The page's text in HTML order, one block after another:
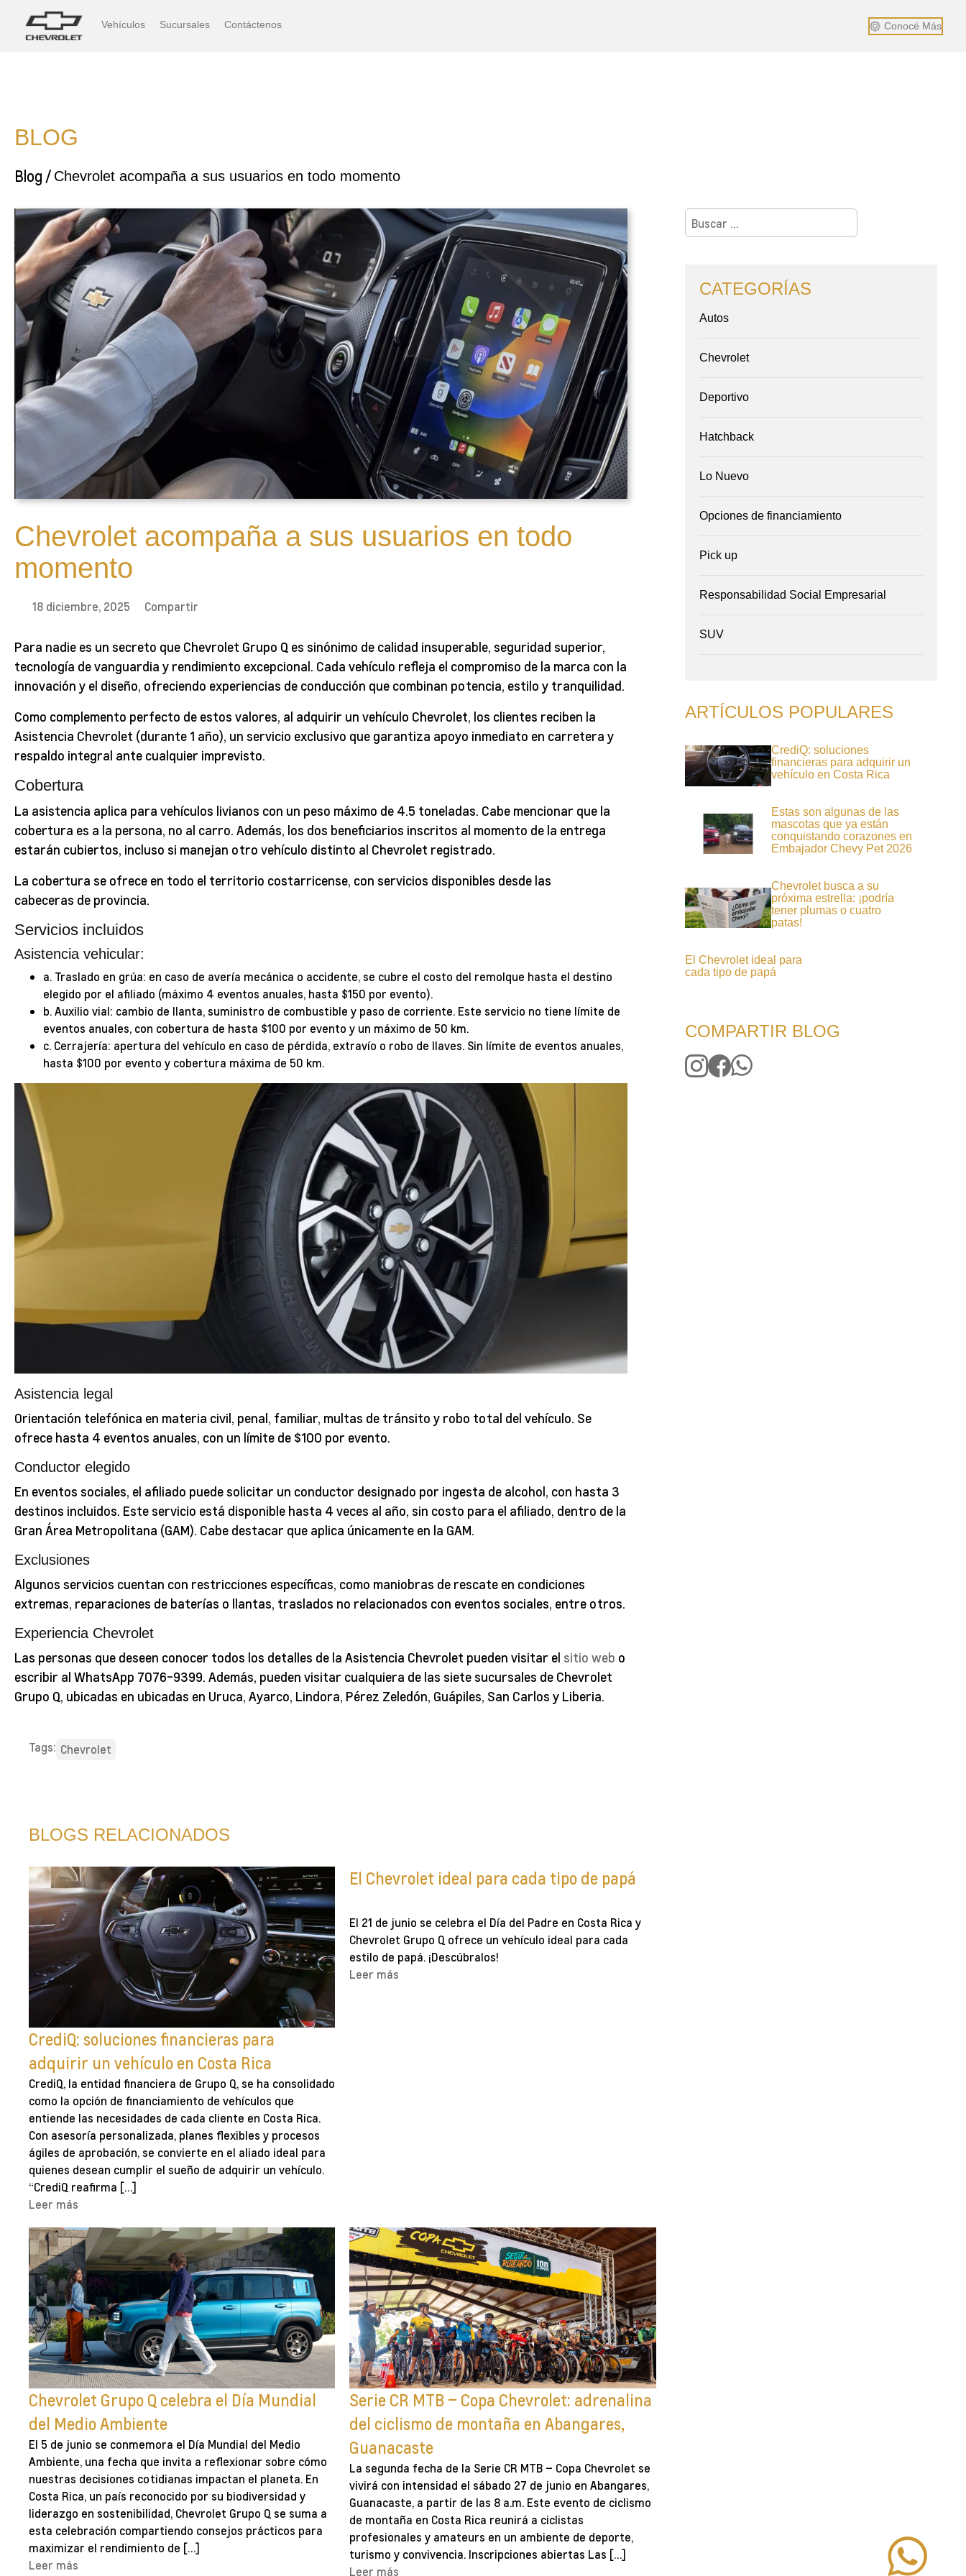
Vehículos Sucursales Contáctenos Conocé Más
BLOG
Blog / Chevrolet acompaña a sus usuarios en todo momento
Chevrolet acompaña a sus usuarios en todo
momento
18 diciembre, 2025 Compartir
Para nadie es un secreto que Chevrolet Grupo Q es sinónimo de calidad insuperable, seguridad superior,
tecnología de vanguardia y rendimiento excepcional. Cada vehículo refleja el compromiso de la marca con la
innovación y el diseño, ofreciendo experiencias de conducción que combinan potencia, estilo y tranquilidad.
Como complemento perfecto de estos valores, al adquirir un vehículo Chevrolet, los clientes reciben la
Asistencia Chevrolet (durante 1 año), un servicio exclusivo que garantiza apoyo inmediato en carretera y
respaldo integral ante cualquier imprevisto.
Cobertura
La asistencia aplica para vehículos livianos con un peso máximo de 4.5 toneladas. Cabe mencionar que la
cobertura es a la persona, no al carro. Además, los dos beneficiarios inscritos al momento de la entrega
estarán cubiertos, incluso si manejan otro vehículo distinto al Chevrolet registrado.
La cobertura se ofrece en todo el territorio costarricense, con servicios disponibles desde las
cabeceras de provincia.
Servicios incluidos
Asistencia vehicular:
a. Traslado en grúa: en caso de avería mecánica o accidente, se cubre el costo del remolque hasta el destino
elegido por el afiliado (máximo 4 eventos anuales, hasta $150 por evento).
b. Auxilio vial: cambio de llanta, suministro de combustible y paso de corriente. Este servicio no tiene límite de
eventos anuales, con cobertura de hasta $100 por evento y un máximo de 50 km.
c. Cerrajería: apertura del vehículo en caso de pérdida, extravío o robo de llaves. Sin límite de eventos anuales,
hasta $100 por evento y cobertura máxima de 50 km.
Asistencia legal
Orientación telefónica en materia civil, penal, familiar, multas de tránsito y robo total del vehículo. Se
ofrece hasta 4 eventos anuales, con un límite de $100 por evento.
Conductor elegido
En eventos sociales, el afiliado puede solicitar un conductor designado por ingesta de alcohol, con hasta 3
destinos incluidos. Este servicio está disponible hasta 4 veces al año, sin costo para el afiliado, dentro de la
Gran Área Metropolitana (GAM). Cabe destacar que aplica únicamente en la GAM.
Exclusiones
Algunos servicios cuentan con restricciones específicas, como maniobras de rescate en condiciones
extremas, reparaciones de baterías o llantas, traslados no relacionados con eventos sociales, entre otros.
Experiencia Chevrolet
Las personas que deseen conocer todos los detalles de la Asistencia Chevrolet pueden visitar el sitio web o
escribir al WhatsApp 7076-9399. Además, pueden visitar cualquiera de las siete sucursales de Chevrolet
Grupo Q, ubicadas en ubicadas en Uruca, Ayarco, Lindora, Pérez Zeledón, Guápiles, San Carlos y Liberia.
Tags: Chevrolet
Buscar:
CATEGORÍAS
Autos
Chevrolet
Deportivo
Hatchback
Lo Nuevo
Opciones de financiamiento
Pick up
Responsabilidad Social Empresarial
SUV
ARTÍCULOS POPULARES
CrediQ: soluciones
financieras para adquirir un
vehículo en Costa Rica
Estas son algunas de las
mascotas que ya están
conquistando corazones en
Embajador Chevy Pet 2026
Chevrolet busca a su
próxima estrella: ¡podría
tener plumas o cuatro
patas!
El Chevrolet ideal para
cada tipo de papá
COMPARTIR BLOG
BLOGS RELACIONADOS
CrediQ: soluciones financieras para
adquirir un vehículo en Costa Rica
CrediQ, la entidad financiera de Grupo Q, se ha consolidado
como la opción de financiamiento de vehículos que
entiende las necesidades de cada cliente en Costa Rica.
Con asesoría personalizada, planes flexibles y procesos
ágiles de aprobación, se convierte en el aliado ideal para
quienes desean cumplir el sueño de adquirir un vehículo.
“CrediQ reafirma […]
Leer más
El Chevrolet ideal para cada tipo de papá
El 21 de junio se celebra el Día del Padre en Costa Rica y
Chevrolet Grupo Q ofrece un vehículo ideal para cada
estilo de papá. ¡Descúbralos!
Leer más
Chevrolet Grupo Q celebra el Día Mundial
del Medio Ambiente
El 5 de junio se conmemora el Día Mundial del Medio
Ambiente, una fecha que invita a reflexionar sobre cómo
nuestras decisiones cotidianas impactan el planeta. En
Costa Rica, un país reconocido por su biodiversidad y
liderazgo en sostenibilidad, Chevrolet Grupo Q se suma a
esta celebración compartiendo consejos prácticos para
maximizar el rendimiento de […]
Leer más
Serie CR MTB – Copa Chevrolet: adrenalina
del ciclismo de montaña en Abangares,
Guanacaste
La segunda fecha de la Serie CR MTB – Copa Chevrolet se
vivirá con intensidad el sábado 27 de junio en Abangares,
Guanacaste, a partir de las 8 a.m. Este evento de ciclismo
de montaña en Costa Rica reunirá a ciclistas
profesionales y amateurs en un ambiente de deporte,
turismo y convivencia. Inscripciones abiertas Las […]
Leer más